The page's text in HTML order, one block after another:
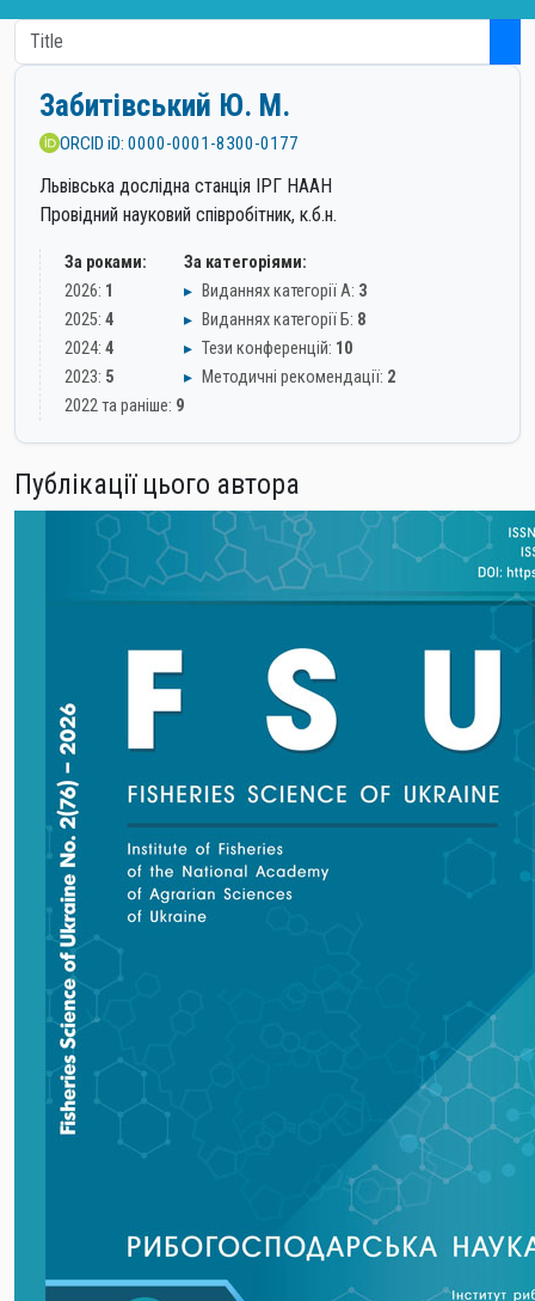
Забитівський Ю. М.
ORCID iD: 0000-0001-8300-0177
Львівська дослідна станція ІРГ НААН
Провідний науковий співробітник, к.б.н.
За роками:
2026: 1
2025: 4
2024: 4
2023: 5
2022 та раніше: 9
За категоріями:
▸ Виданнях категорії А: 3
▸ Виданнях категорії Б: 8
▸ Тези конференцій: 10
▸ Методичні рекомендації: 2
Публікації цього автора